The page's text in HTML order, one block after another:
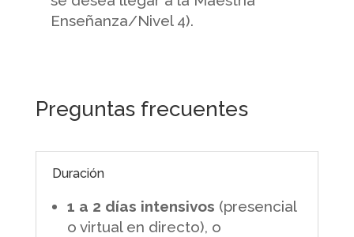
Enseñanza/Nivel 4).
Preguntas frecuentes
Duración
1 a 2 días intensivos (presencial
o virtual en directo), o